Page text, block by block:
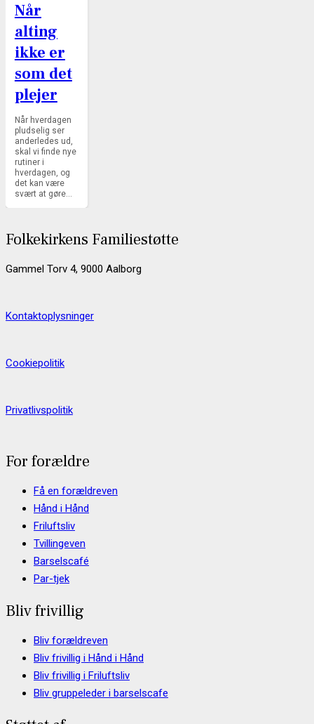
Når
alting
ikke er
som det
plejer
Når hverdagen
pludselig ser
anderledes ud,
skal vi finde nye
rutiner i
hverdagen, og
det kan være
svært at gøre…
Folkekirkens Familiestøtte
Gammel Torv 4, 9000 Aalborg
Kontaktoplysninger
Cookiepolitik
Privatlivspolitik
For forældre
Få en forældreven
Hånd i Hånd
Friluftsliv
Tvillingeven
Barselscafé
Par-tjek
Bliv frivillig
Bliv forældreven
Bliv frivillig i Hånd i Hånd
Bliv frivillig i Friluftsliv
Bliv gruppeleder i barselscafe